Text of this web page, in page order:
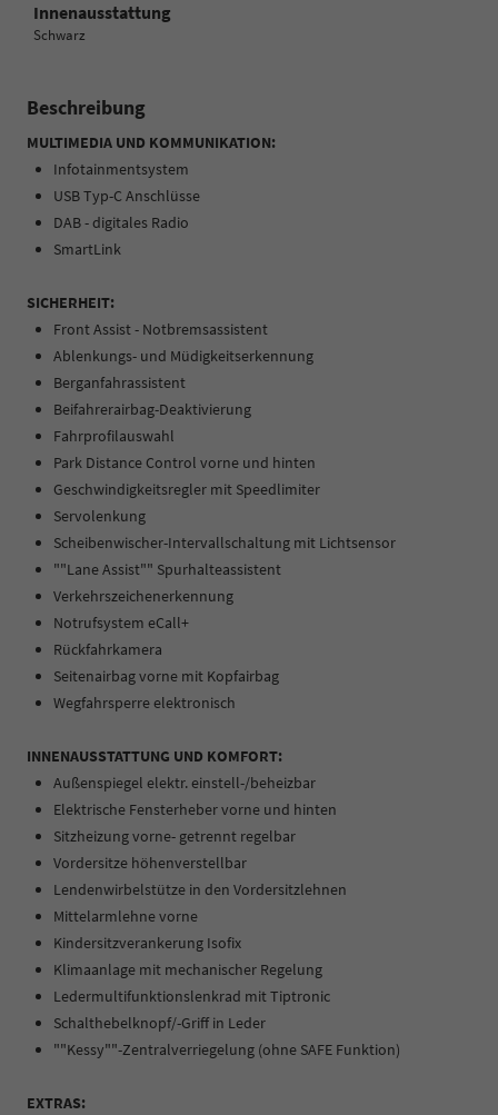
Innenausstattung
Schwarz
Beschreibung
MULTIMEDIA UND KOMMUNIKATION:
Infotainmentsystem
USB Typ-C Anschlüsse
DAB - digitales Radio
SmartLink
SICHERHEIT:
Front Assist - Notbremsassistent
Ablenkungs- und Müdigkeitserkennung
Berganfahrassistent
Beifahrerairbag-Deaktivierung
Fahrprofilauswahl
Park Distance Control vorne und hinten
Geschwindigkeitsregler mit Speedlimiter
Servolenkung
Scheibenwischer-Intervallschaltung mit Lichtsensor
""Lane Assist"" Spurhalteassistent
Verkehrszeichenerkennung
Notrufsystem eCall+
Rückfahrkamera
Seitenairbag vorne mit Kopfairbag
Wegfahrsperre elektronisch
INNENAUSSTATTUNG UND KOMFORT:
Außenspiegel elektr. einstell-/beheizbar
Elektrische Fensterheber vorne und hinten
Sitzheizung vorne- getrennt regelbar
Vordersitze höhenverstellbar
Lendenwirbelstütze in den Vordersitzlehnen
Mittelarmlehne vorne
Kindersitzverankerung Isofix
Klimaanlage mit mechanischer Regelung
Ledermultifunktionslenkrad mit Tiptronic
Schalthebelknopf/-Griff in Leder
""Kessy""-Zentralverriegelung (ohne SAFE Funktion)
EXTRAS: